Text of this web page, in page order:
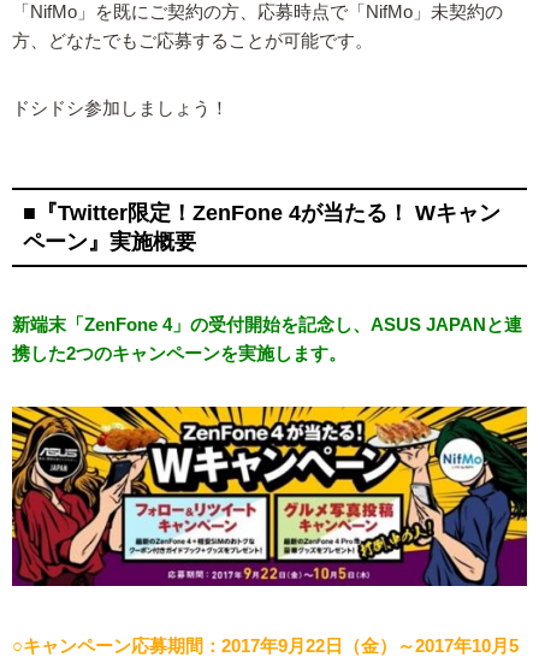
「NifMo」を既にご契約の方、応募時点で「NifMo」未契約の
方、どなたでもご応募することが可能です。
ドシドシ参加しましょう！
■『Twitter限定！ZenFone 4が当たる！ Wキャン
ペーン』実施概要
新端末「ZenFone 4」の受付開始を記念し、ASUS JAPANと連
携した2つのキャンペーンを実施します。
○キャンペーン応募期間：2017年9月22日（金）～2017年10月5